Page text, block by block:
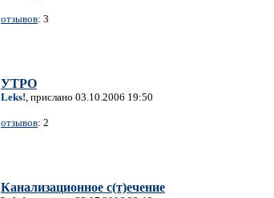
отзывов: 3
УТРО
Leks!, прислано 03.10.2006 19:50
отзывов: 2
Канализационное с(т)ечение